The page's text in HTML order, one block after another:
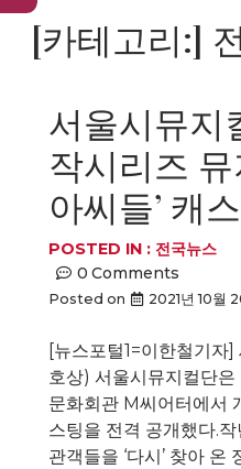
[카테고리:]
서울시뮤지
작시리즈 뮤
아씨들’ 캐
POSTED IN : 전국뉴스
0 Comments
Posted on 2021년 10월
[뉴스포털1=이한철기자
호상) 서울시뮤지컬단
문화회관 M씨어터에서
스팅을 전격 공개했다.
관객들을 ‘다시’ 찾아 온